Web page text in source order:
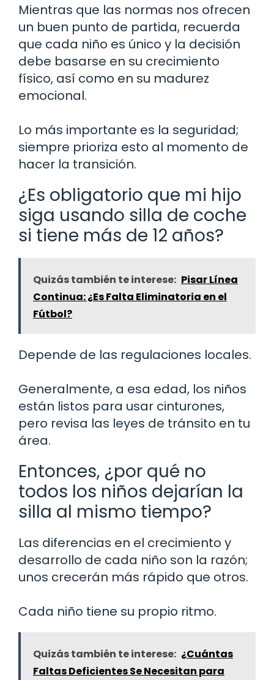
Mientras que las normas nos ofrecen
un buen punto de partida, recuerda
que cada niño es único y la decisión
debe basarse en su crecimiento
físico, así como en su madurez
emocional.
Lo más importante es la seguridad;
siempre prioriza esto al momento de
hacer la transición.
¿Es obligatorio que mi hijo
siga usando silla de coche
si tiene más de 12 años?
Quizás también te interese: Pisar Línea
Continua: ¿Es Falta Eliminatoria en el
Fútbol?
Depende de las regulaciones locales.
Generalmente, a esa edad, los niños
están listos para usar cinturones,
pero revisa las leyes de tránsito en tu
área.
Entonces, ¿por qué no
todos los niños dejarían la
silla al mismo tiempo?
Las diferencias en el crecimiento y
desarrollo de cada niño son la razón;
unos crecerán más rápido que otros.
Cada niño tiene su propio ritmo.
Quizás también te interese: ¿Cuántas
Faltas Deficientes Se Necesitan para